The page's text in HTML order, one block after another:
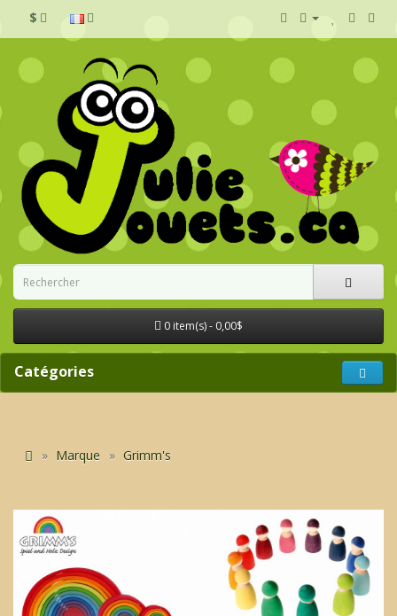
$
0 item(s) - 0,00$
Catégories
Marque Grimm's